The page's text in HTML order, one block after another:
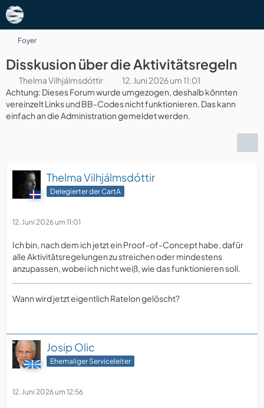
Foyer
Disskusion über die Aktivitätsregeln
Thelma Vilhjálmsdóttir
12. Juni 2026 um 11:01
Achtung: Dieses Forum wurde umgezogen, deshalb könnten
vereinzelt Links und BB-Codes nicht funktionieren. Das kann
einfach an die Administration gemeldet werden.
Thelma Vilhjálmsdóttir
Delegierter der CartA
12. Juni 2026 um 11:01
Ich bin, nach dem ich jetzt ein Proof-of-Concept habe, dafür
alle Aktivitätsregelungen zu streichen oder mindestens
anzupassen, wobei ich nicht weiß, wie das funktionieren soll.
Wann wird jetzt eigentlich Ratelon gelöscht?
Josip Olic
Ehemaliger Serviceleiter
12. Juni 2026 um 12:56